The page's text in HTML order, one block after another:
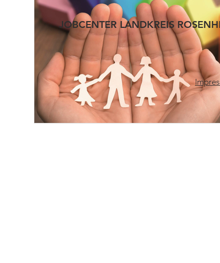
JOBCENTER LANDKREIS